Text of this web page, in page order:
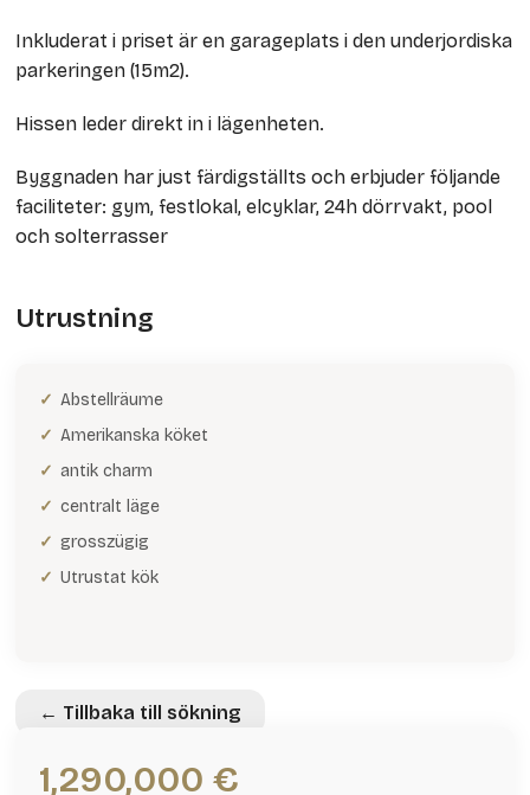
Inkluderat i priset är en garageplats i den underjordiska
parkeringen (15m2).
Hissen leder direkt in i lägenheten.
Byggnaden har just färdigställts och erbjuder följande
faciliteter: gym, festlokal, elcyklar, 24h dörrvakt, pool
och solterrasser
Utrustning
Abstellräume
Amerikanska köket
antik charm
centralt läge
grosszügig
Utrustat kök
← Tillbaka till sökning
1,290,000 €